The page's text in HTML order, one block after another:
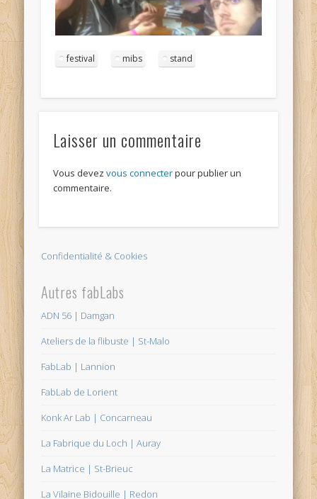
festival mibs stand
Laisser un commentaire
Vous devez vous connecterpour publier un
commentaire.
Confidentialité & Cookies
Autres fabLabs
ADN 56 | Damgan
Ateliers de la flibuste | St-Malo
FabLab | Lannion
FabLab de Lorient
Konk Ar Lab | Concarneau
La Fabrique du Loch | Auray
La Matrice | St-Brieuc
La Vilaine Bidouille | Redon